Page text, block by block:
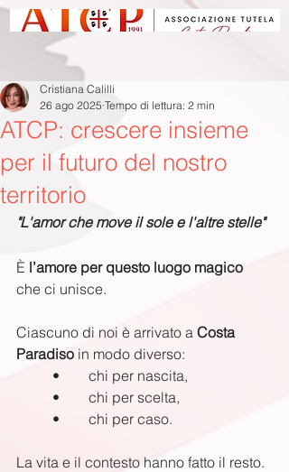
ATCP: crescere insieme
per il futuro del nostro
territorio
Cristiana Calilli
26 ago 2025 Tempo di lettura: 2 min
"L'amor che move il sole e l'altre stelle"
È l’amore per questo luogo magico
che ci unisce.
Ciascuno di noi è arrivato a Costa
Paradiso in modo diverso:
	•	chi per nascita,
	•	chi per scelta,
	•	chi per caso.
La vita e il contesto hanno fatto il resto.